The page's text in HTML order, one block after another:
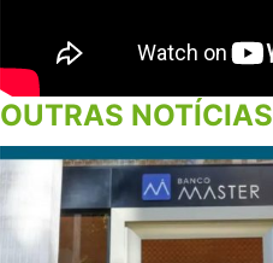
OUTRAS NOTÍCIAS